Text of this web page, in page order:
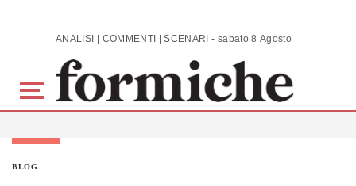
Skip to main content ANALISI | COMMENTI | SCENARI - sabato 8 Agosto 2026
BLOG